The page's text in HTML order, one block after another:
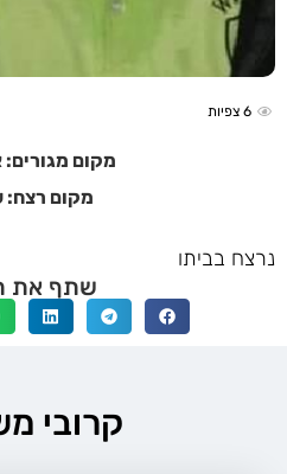
6 צפיות
מקום
מקום רצח:
נרצח בביתו
שתף את
קרובי